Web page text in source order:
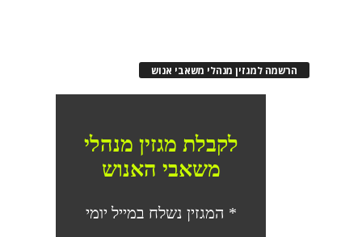
הרשמה למגזין מנהלי משאבי אנוש